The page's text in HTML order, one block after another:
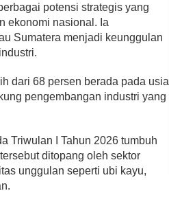
potensi strategis yang
ekonomi nasional. Ia
Sumatera menjadi keunggulan
dari 68 persen berada pada usia
pengembangan industri yang
Triwulan I Tahun 2026 tumbuh
ditopang oleh sektor
unggulan seperti ubi kayu,